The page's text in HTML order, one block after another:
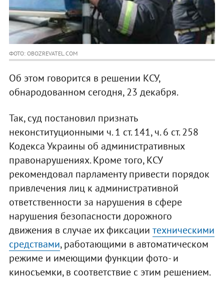
ФОТО: OBOZREVATEL.COM
Об этом говорится в решении КСУ,
обнародованном сегодня, 23 декабря.
Так, суд постановил признать
неконституционными ч. 1 ст. 141, ч. 6 ст. 258
Кодекса Украины об административных
правонарушениях. Кроме того, КСУ
рекомендовал парламенту привести порядок
привлечения лиц к административной
ответственности за нарушения в сфере
нарушения безопасности дорожного
движения в случае их фиксации техническими
средствами, работающими в автоматическом
режиме и имеющими функции фото- и
киносъемки, в соответствие с этим решением.